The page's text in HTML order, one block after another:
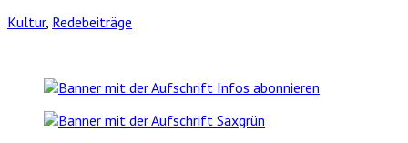
Kultur, Redebeiträge